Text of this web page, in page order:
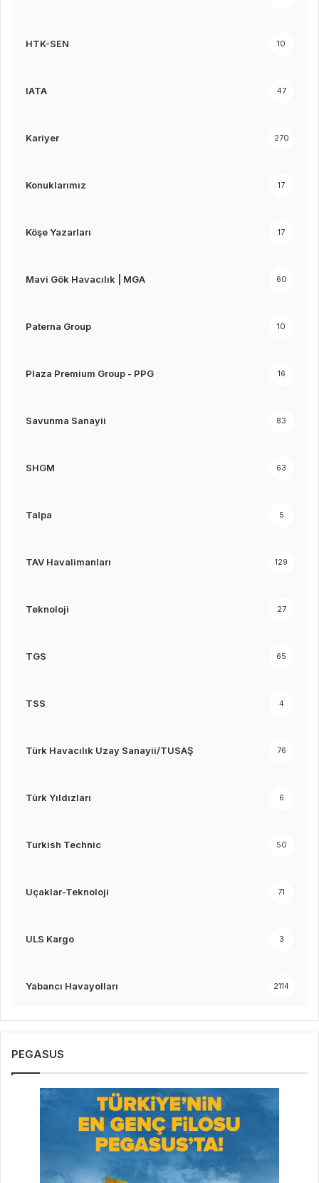
HTK-SEN 10
IATA 47
Kariyer 270
Konuklarımız 17
Köşe Yazarları 17
Mavi Gök Havacılık | MGA 60
Paterna Group 10
Plaza Premium Group - PPG 16
Savunma Sanayii 83
SHGM 63
Talpa 5
TAV Havalimanları 129
Teknoloji 27
TGS 65
TSS 4
Türk Havacılık Uzay Sanayii/TUSAŞ 76
Türk Yıldızları 6
Turkish Technic 50
Uçaklar-Teknoloji 71
ULS Kargo 3
Yabancı Havayolları 2114
PEGASUS